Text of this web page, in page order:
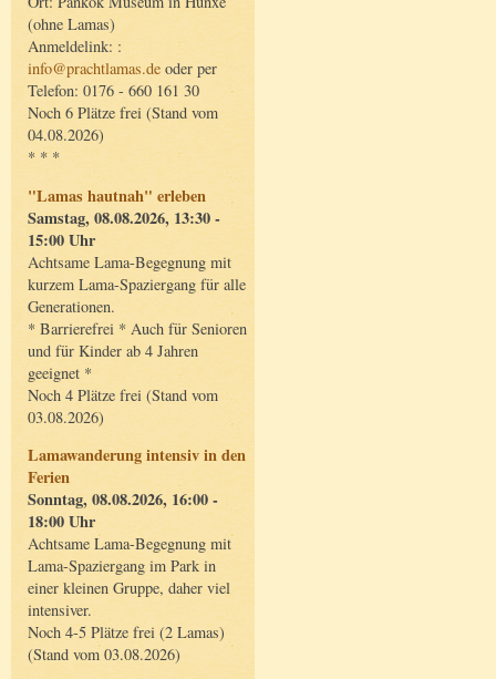
(ohne Lamas)
Anmeldelink: :
info@prachtlamas.de oder per
Telefon: 0176 - 660 161 30
Noch 6 Plätze frei (Stand vom
04.08.2026)
* * *
"Lamas hautnah" erleben
Samstag, 08.08.2026, 13:30 -
15:00 Uhr
Achtsame Lama-Begegnung mit
kurzem Lama-Spaziergang für alle
Generationen.
* Barrierefrei * Auch für Senioren
und für Kinder ab 4 Jahren
geeignet *
Noch 4 Plätze frei (Stand vom
03.08.2026)
Lamawanderung intensiv in den
Ferien
Sonntag, 08.08.2026, 16:00 -
18:00 Uhr
Achtsame Lama-Begegnung mit
Lama-Spaziergang im Park in
einer kleinen Gruppe, daher viel
intensiver.
Noch 4-5 Plätze frei (2 Lamas)
(Stand vom 03.08.2026)